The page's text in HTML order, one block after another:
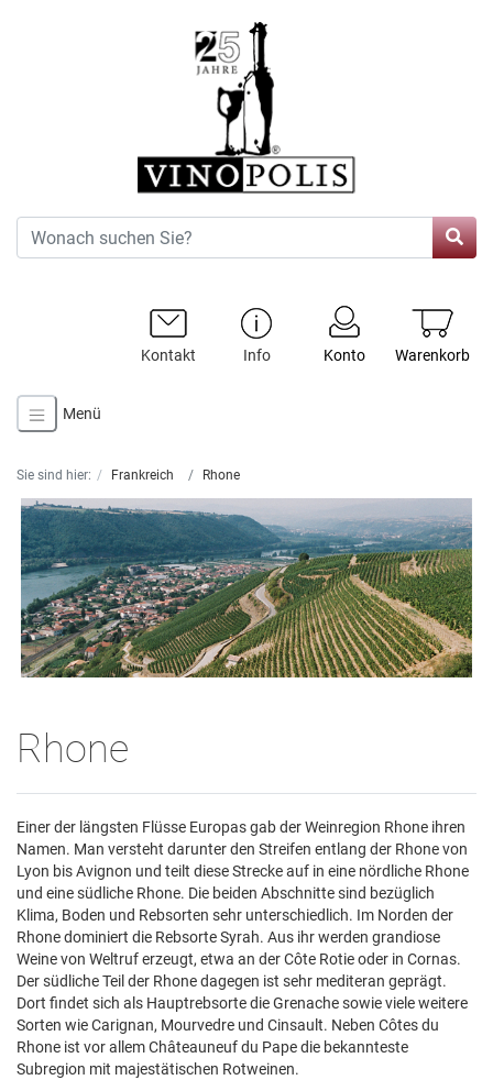
Warenkorb
Konto
Info
Kontakt
Menü
Sie sind hier: Frankreich Rhone
Rhone
Einer der längsten Flüsse Europas gab der Weinregion Rhone ihren
Namen. Man versteht darunter den Streifen entlang der Rhone von
Lyon bis Avignon und teilt diese Strecke auf in eine nördliche Rhone
und eine südliche Rhone. Die beiden Abschnitte sind bezüglich
Klima, Boden und Rebsorten sehr unterschiedlich. Im Norden der
Rhone dominiert die Rebsorte Syrah. Aus ihr werden grandiose
Weine von Weltruf erzeugt, etwa an der Côte Rotie oder in Cornas.
Der südliche Teil der Rhone dagegen ist sehr mediteran geprägt.
Dort findet sich als Hauptrebsorte die Grenache sowie viele weitere
Sorten wie Carignan, Mourvedre und Cinsault. Neben Côtes du
Rhone ist vor allem Châteauneuf du Pape die bekannteste
Subregion mit majestätischen Rotweinen.